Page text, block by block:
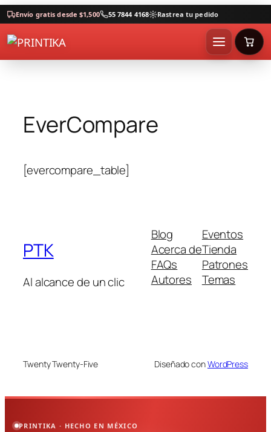
Envío gratis desde $1,500 55 7844 4168 Rastrea tu pedido
EverCompare
[evercompare_table]
PTK
Al alcance de un clic
Blog
Acerca de
FAQs
Autores
Eventos
Tienda
Patrones
Temas
Twenty Twenty-Five Diseñado conWordPress
PRINTIKA · HECHO EN MÉXICO